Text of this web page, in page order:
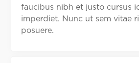
faucibus nibh et justo cursus
imperdiet. Nunc ut sem vitae
posuere.